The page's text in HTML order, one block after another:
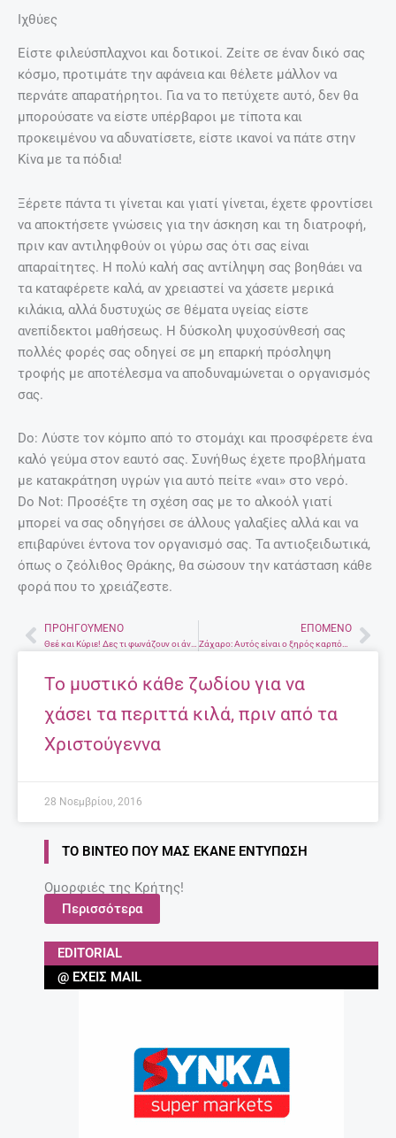
Ιχθύες
Είστε φιλεύσπλαχνοι και δοτικοί. Ζείτε σε έναν δικό σας
κόσμο, προτιμάτε την αφάνεια και θέλετε μάλλον να
περνάτε απαρατήρητοι. Για να το πετύχετε αυτό, δεν θα
μπορούσατε να είστε υπέρβαροι με τίποτα και
προκειμένου να αδυνατίσετε, είστε ικανοί να πάτε στην
Κίνα με τα πόδια!
Ξέρετε πάντα τι γίνεται και γιατί γίνεται, έχετε φροντίσει
να αποκτήσετε γνώσεις για την άσκηση και τη διατροφή,
πριν καν αντιληφθούν οι γύρω σας ότι σας είναι
απαραίτητες. Η πολύ καλή σας αντίληψη σας βοηθάει να
τα καταφέρετε καλά, αν χρειαστεί να χάσετε μερικά
κιλάκια, αλλά δυστυχώς σε θέματα υγείας είστε
ανεπίδεκτοι μαθήσεως. Η δύσκολη ψυχοσύνθεσή σας
πολλές φορές σας οδηγεί σε μη επαρκή πρόσληψη
τροφής με αποτέλεσμα να αποδυναμώνεται ο οργανισμός
σας.
Do: Λύστε τον κόμπο από το στομάχι και προσφέρετε ένα
καλό γεύμα στον εαυτό σας. Συνήθως έχετε προβλήματα
με κατακράτηση υγρών για αυτό πείτε «ναι» στο νερό.
Do Not: Προσέξτε τη σχέση σας με το αλκοόλ γιατί
μπορεί να σας οδηγήσει σε άλλους γαλαξίες αλλά και να
επιβαρύνει έντονα τον οργανισμό σας. Τα αντιοξειδωτικά,
όπως ο ζεόλιθος Θράκης, θα σώσουν την κατάσταση κάθε
φορά που το χρειάζεστε.
Prev
ΠΡΟΗΓΟΎΜΕΝΟ ΕΠΌΜΕΝΟ
Ζάχαρο: Αυτός είναι ο ξηρός καρπός που πρέπει να τρώτε
Το μυστικό κάθε ζωδίου για να
χάσει τα περιττά κιλά, πριν από τα
Χριστούγεννα
28 Νοεμβρίου, 2016
ΤΟ ΒΊΝΤΕΟ ΠΟΥ ΜΑΣ ΈΚΑΝΕ ΕΝΤΎΠΩΣΗ
Ομορφιές της Κρήτης!
Περισσότερα
EDITORIAL
@ ΈΧΕΙΣ MAIL